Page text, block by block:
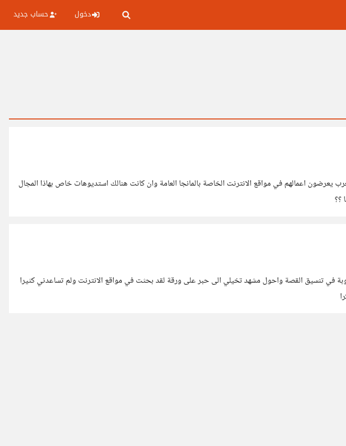
دخول حساب جديد
يعرضون اعمالهم في مواقع الانترنت الخاصة بالمانجا العامة وان كانت هنالك استديوهات خاص بهاذا المجال
؟؟
في تنسيق القصة واحول مشهد تخيلي الى حبر على ورقة لقد بحثت في مواقع الانترنت ولم تساعدني كثيرا